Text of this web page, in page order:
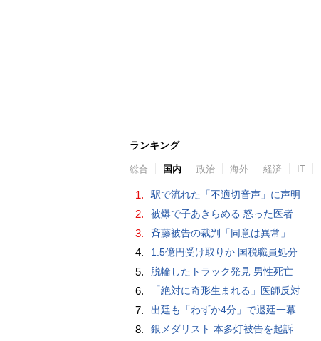
ランキング
総合 国内 政治 海外 経済 IT
1. 駅で流れた「不適切音声」に声明
2. 被爆で子あきらめる 怒った医者
3. 斉藤被告の裁判「同意は異常」
4. 1.5億円受け取りか 国税職員処分
5. 脱輪したトラック発見 男性死亡
6. 「絶対に奇形生まれる」医師反対
7. 出廷も「わずか4分」で退廷一幕
8. 銀メダリスト 本多灯被告を起訴